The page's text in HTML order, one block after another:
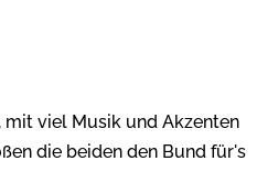
mit viel Musik und Akzenten
die beiden den Bund für's